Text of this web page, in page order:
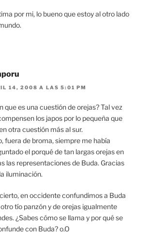
por mi, lo bueno que estoy al otro lado
14, 2008 A LAS 5:01 PM
que es una cuestión de orejas? Tal vez
los japos por lo pequeña que
otra cuestión más al sur.
fuera de broma, siempre me había
el porqué de tan largas orejas en
las representaciones de Buda. Gracias
iluminación.
en occidente confundimos a Buda
tío panzón y de orejas igualmente
¿Sabes cómo se llama y por qué se
con Buda? o.O